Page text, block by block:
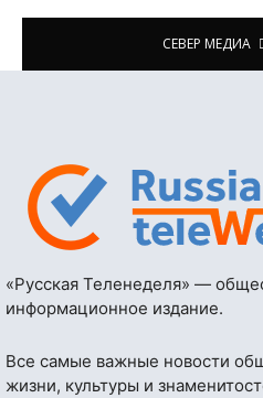
СЕВЕР МЕДИА
«Русская Теленеделя» —
информационное издание.
Все самые важные новости
жизни, культуры и